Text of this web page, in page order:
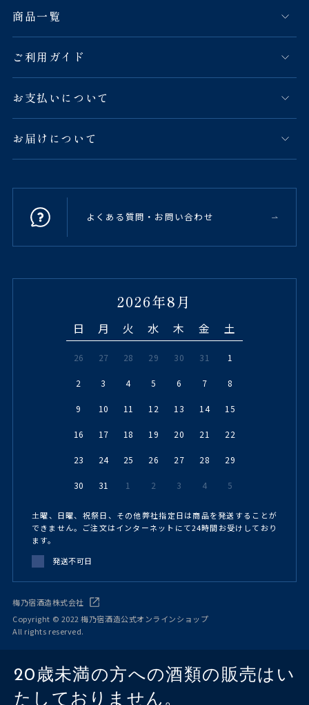
商品一覧
ご利用ガイド
お支払いについて
お届けについて
よくある質問・お問い合わせ
2026年8月
日 月 火 水 木 金 土
26 27 28 29 30 31 1
2 3 4 5 6 7 8
9 10 11 12 13 14 15
16 17 18 19 20 21 22
23 24 25 26 27 28 29
30 31 1 2 3 4 5
土曜、日曜、祝祭日、その他弊社指定日は商品を発送することが
できません。ご注文はインターネットにて24時間お受けしており
ます。
発送不可日
梅乃宿酒造株式会社
Copyright © 2022 梅乃宿酒造公式オンラインショップ
All rights reserved.
20歳未満の方への酒類の販売はい
たしておりません。